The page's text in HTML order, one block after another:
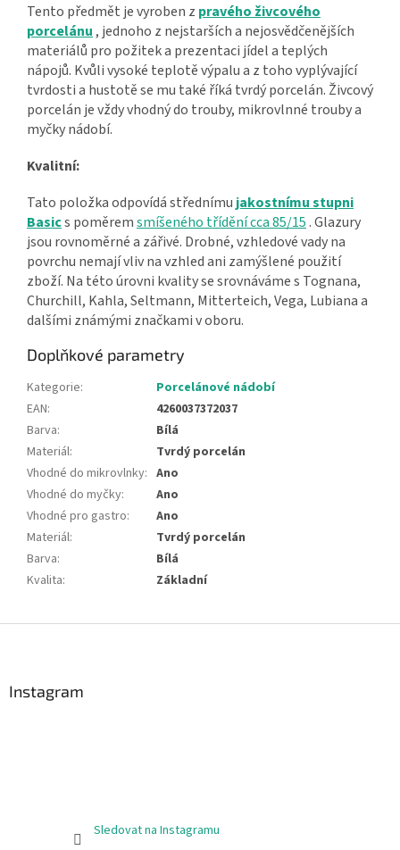
Tento předmět je vyroben z pravého živcového
porcelánu , jednoho z nejstarších a nejosvědčenějších
materiálů pro požitek a prezentaci jídel a teplých
nápojů. Kvůli vysoké teplotě výpalu a z toho vyplývající
tvrdosti a hustotě se mu také říká tvrdý porcelán. Živcový
porcelán je vždy vhodný do trouby, mikrovlnné trouby a
myčky nádobí.
Kvalitní:
Tato položka odpovídá střednímu jakostnímu stupni
Basics poměremsmíšeného třídění cca 85/15 . Glazury
jsou rovnoměrné a zářivé. Drobné, vzhledové vady na
povrchu nemají vliv na vzhled ani zamýšlené použití
zboží. Na této úrovni kvality se srovnáváme s Tognana,
Churchill, Kahla, Seltmann, Mitterteich, Vega, Lubiana a
dalšími známými značkami v oboru.
Doplňkové parametry
Kategorie:
Porcelánové nádobí
EAN:
4260037372037
Barva:
Bílá
Materiál:
Tvrdý porcelán
Vhodné do mikrovlnky: Ano
Vhodné do myčky:
Ano
Vhodné pro gastro:
Ano
Materiál:
Tvrdý porcelán
Barva:
Bílá
Kvalita: Základní
Instagram
Sledovat na Instagramu